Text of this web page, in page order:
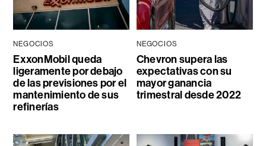
NEGOCIOS
ExxonMobil queda
ligeramente por debajo
de las previsiones por el
mantenimiento de sus
refinerías
NEGOCIOS
Chevron supera las
expectativas con su
mayor ganancia
trimestral desde 2022